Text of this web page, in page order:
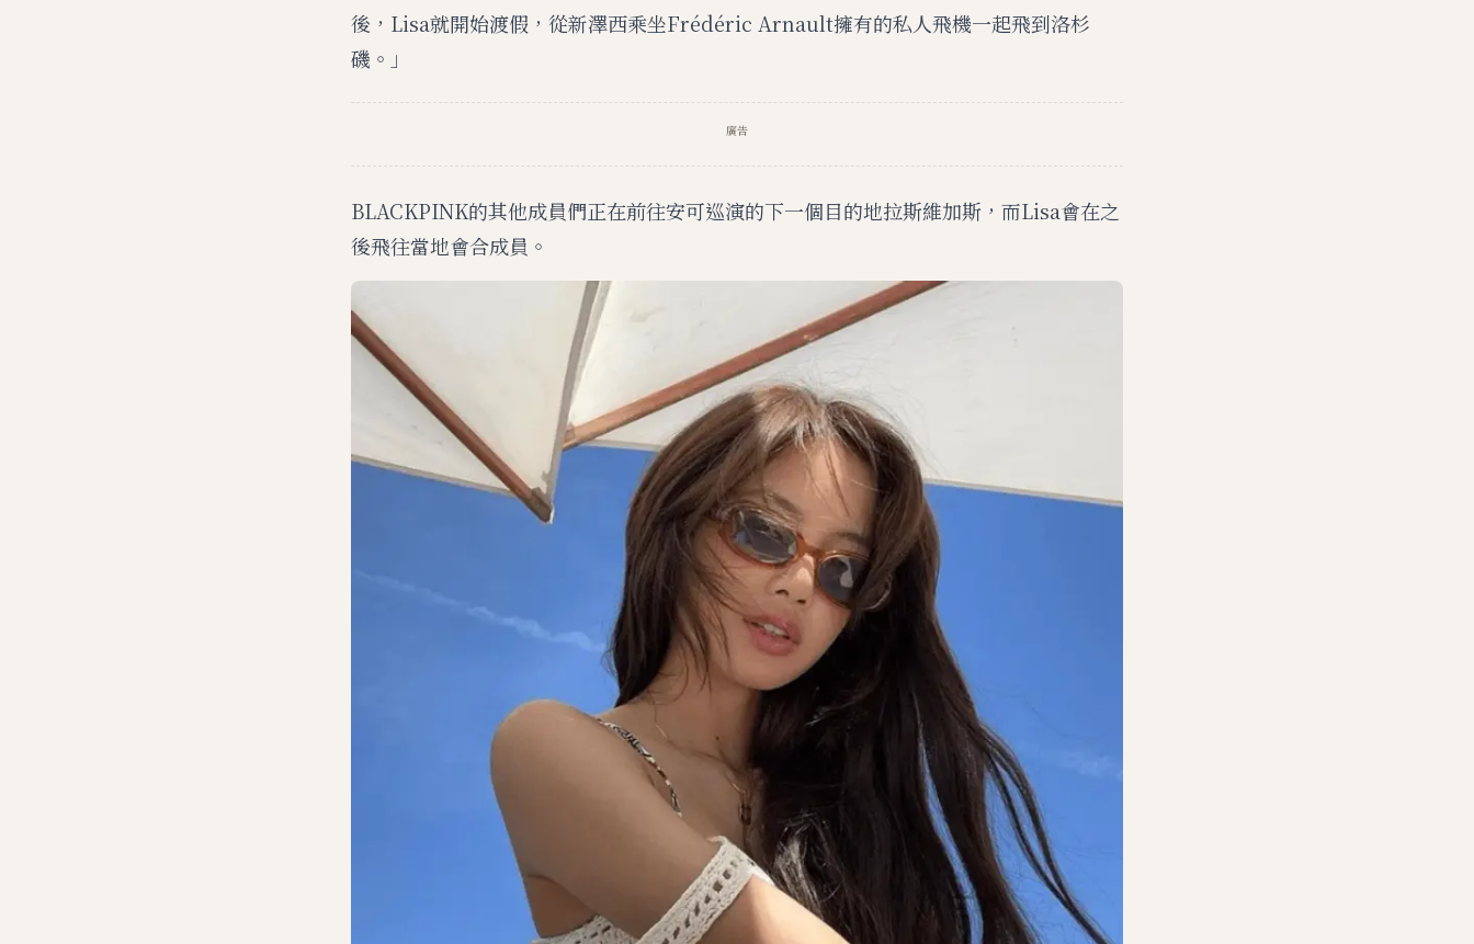
後，Lisa就開始渡假，從新澤西乘坐Frédéric Arnault擁有的私人飛機一起飛到洛杉
磯。」
廣告
BLACKPINK的其他成員們正在前往安可巡演的下一個目的地拉斯維加斯，而Lisa會在之
後飛往當地會合成員。